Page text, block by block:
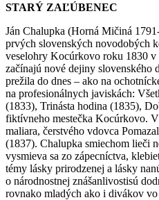
STARÝ ZAĽÚBENEC
Ján Chalupka (Horná Mičiná
prvých slovenských novodobých
veselohry Kocúrkovo roku 1830
začínajú nové dejiny slovenského
prežila do dnes – ako na
na profesionálnych javiskách:
(1833), Trinásta hodina (1835),
fiktívneho mestečka Kocúrkovo.
maliara, čerstvého vdovca
(1837). Chalupka smiechom lieči
vysmieva sa zo zápecníctva,
témy lásky prirodzenej a lásky
o národnostnej znášanlivostisú
rovnako mladých ako i divákov vo